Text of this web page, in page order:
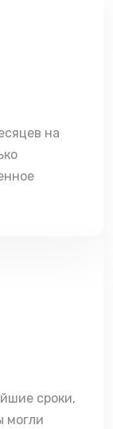
на
сроки,
могли